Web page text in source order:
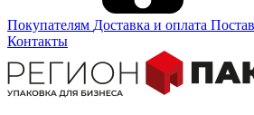
Покупателям Доставка и оплата
Контакты